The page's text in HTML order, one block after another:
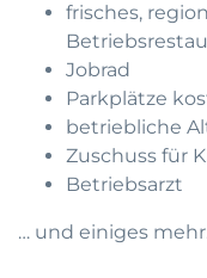
frisches,
Jobrad
Parkplätze
betriebliche
Zuschuss für
Betriebsarzt
… und einiges